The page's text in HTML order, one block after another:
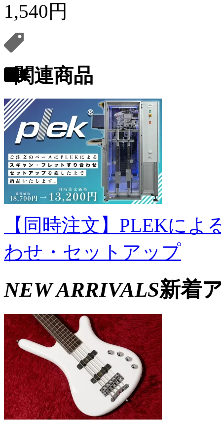
1,540円
関連商品
【同時注文】PLEKに
わせ・セットアップ
NEW ARRIVALS新着